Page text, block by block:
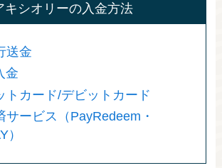
キシオリーの入金方法
送金
金
トカード/デビットカード
サービス（PayRedeem・
）